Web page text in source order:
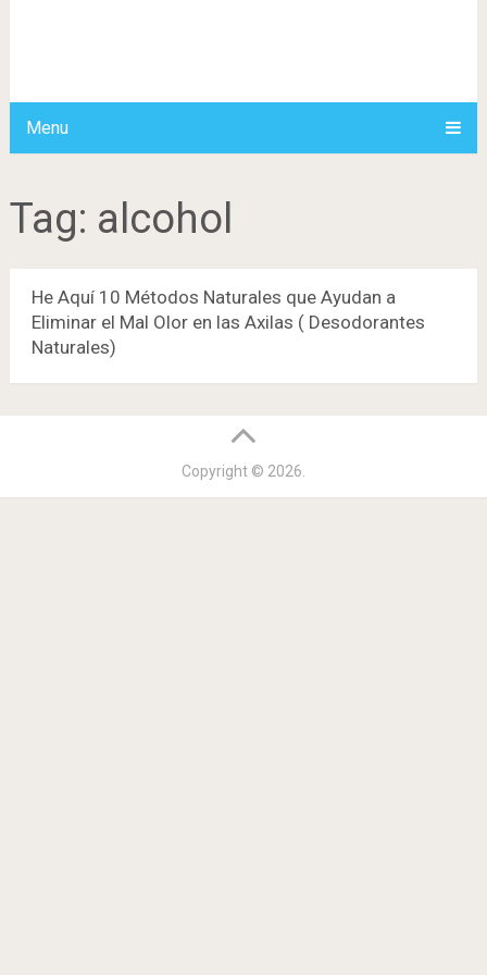
Menu
Tag: alcohol
He Aquí 10 Métodos Naturales que Ayudan a
Eliminar el Mal Olor en las Axilas ( Desodorantes
Naturales)
Copyright © 2026.